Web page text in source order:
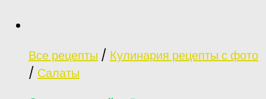
Все рецепты / Кулинария рецепты с фото
/ Салаты